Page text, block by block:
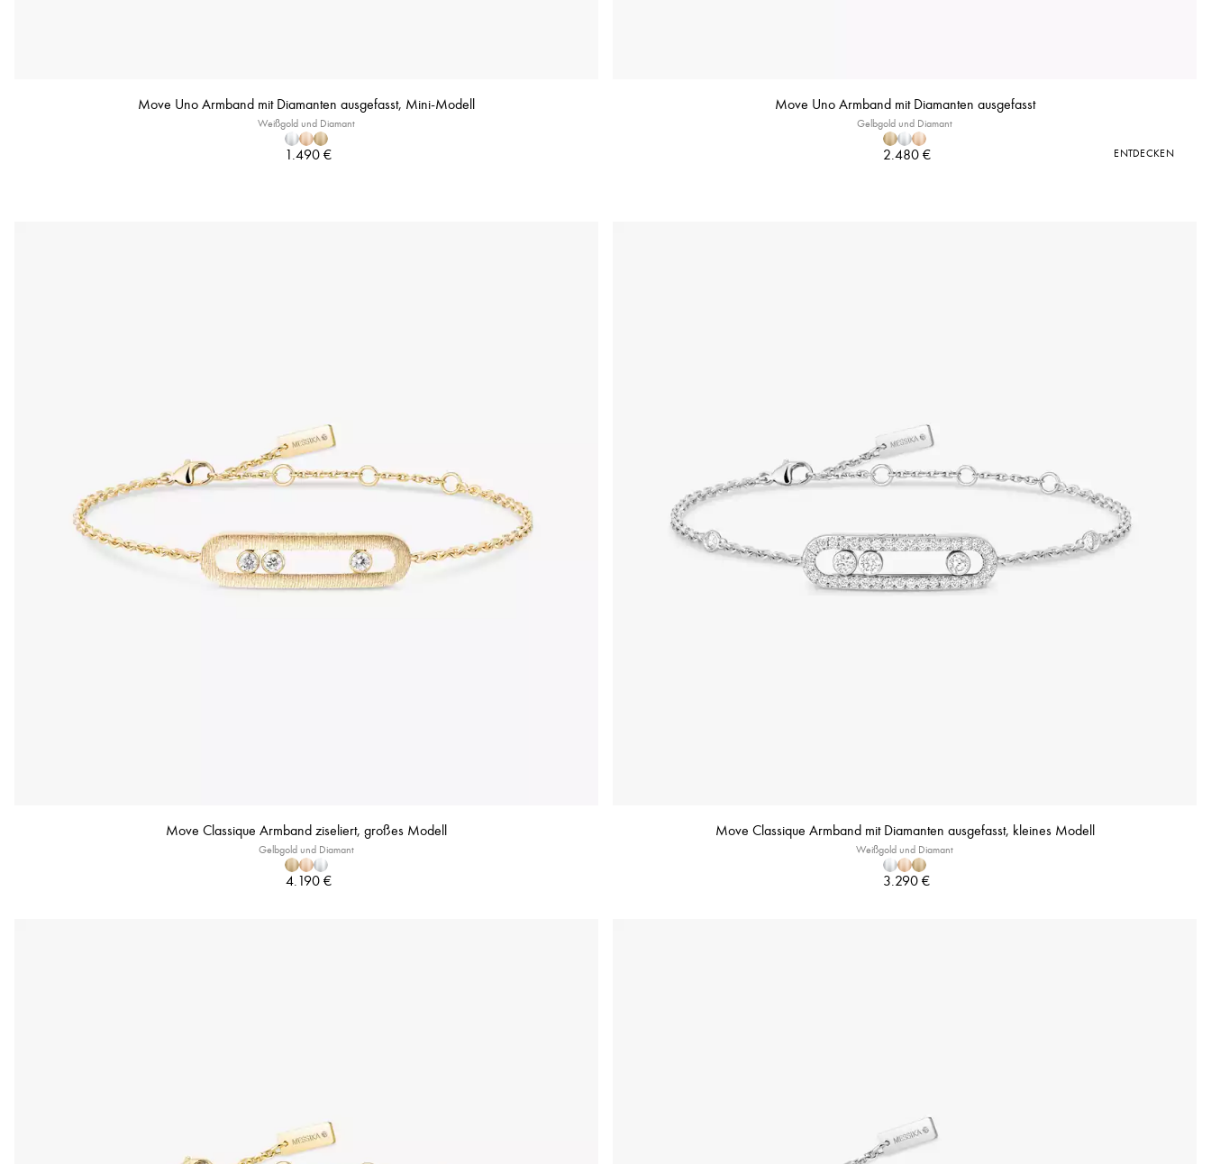
Move Uno Armband mit Diamanten ausgefasst, Mini-Modell
Weißgold und Diamant
1.490 €
Move Uno Armband mit Diamanten ausgefasst
Gelbgold und Diamant
2.480 € ENTDECKEN
Move Classique Armband ziseliert, großes Modell
Gelbgold und Diamant
4.190 €
Move Classique Armband mit Diamanten ausgefasst, kleines Modell
Weißgold und Diamant
3.290 €